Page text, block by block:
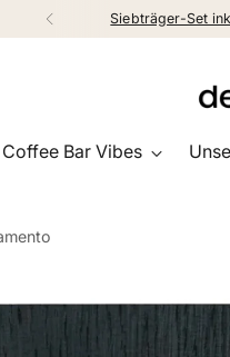
Siebträger-Set
Coffee Bar Vibes